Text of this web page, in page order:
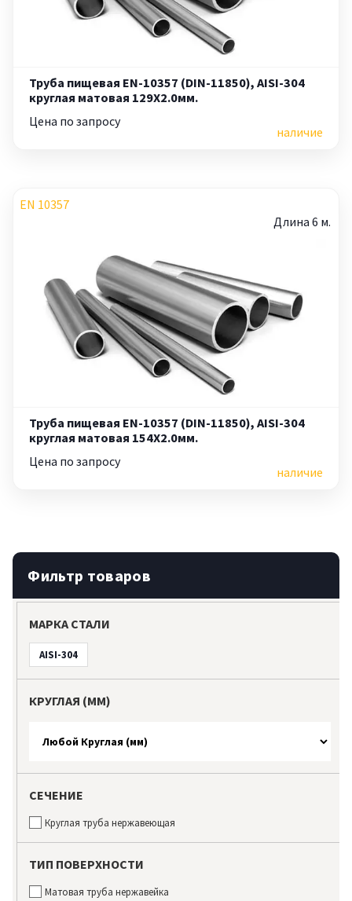
Труба пищевая EN-10357 (DIN-11850), AISI-304
круглая матовая 129X2.0мм.
Цена по запросу
наличие
EN 10357
Длина 6 м.
Труба пищевая EN-10357 (DIN-11850), AISI-304
круглая матовая 154X2.0мм.
Цена по запросу
наличие
Фильтр товаров
МАРКА СТАЛИ
AISI-304
КРУГЛАЯ (ММ)
СЕЧЕНИЕ
Круглая труба нержавеющая
ТИП ПОВЕРХНОСТИ
Матовая труба нержавейка